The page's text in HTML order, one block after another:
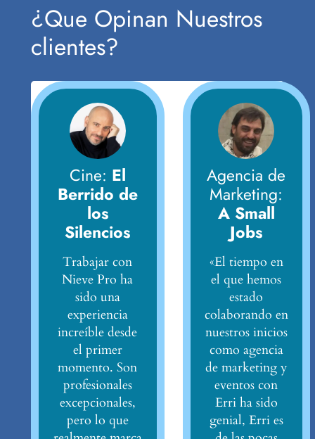
¿Que Opinan Nuestros
clientes?
Cine: El
Berrido de
los
Silencios
Trabajar con
Nieve Pro ha
sido una
experiencia
increíble desde
el primer
momento. Son
profesionales
excepcionales,
pero lo que
Agencia de
Marketing:
A Small
Jobs
«El tiempo en
el que hemos
estado
colaborando en
nuestros inicios
como agencia
de marketing y
eventos con
Erri ha sido
genial, Erri es